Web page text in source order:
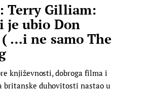
Terry Gilliam:
je ubio Don
…i ne samo The
književnosti, dobroga filma i
britanske duhovitosti nastao u